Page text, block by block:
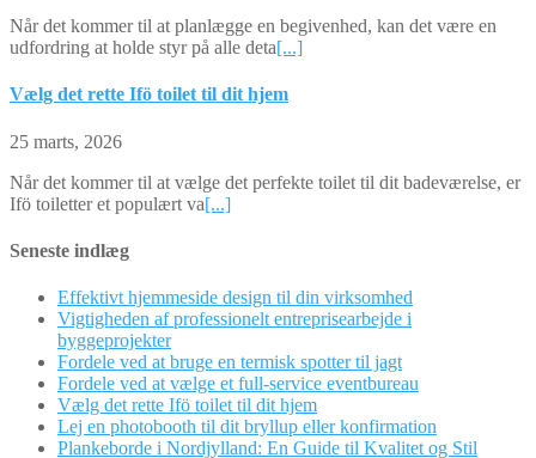
Når det kommer til at planlægge en begivenhed, kan det være en
udfordring at holde styr på alle deta[...]
Vælg det rette Ifö toilet til dit hjem
25 marts, 2026
Når det kommer til at vælge det perfekte toilet til dit badeværelse, er
Ifö toiletter et populært va[...]
Seneste indlæg
Effektivt hjemmeside design til din virksomhed
Vigtigheden af professionelt entreprisearbejde i
byggeprojekter
Fordele ved at bruge en termisk spotter til jagt
Fordele ved at vælge et full-service eventbureau
Vælg det rette Ifö toilet til dit hjem
Lej en photobooth til dit bryllup eller konfirmation
Plankeborde i Nordjylland: En Guide til Kvalitet og Stil